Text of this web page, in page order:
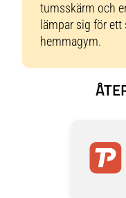
tumsskärm och
lämpar sig för
hemmagym.